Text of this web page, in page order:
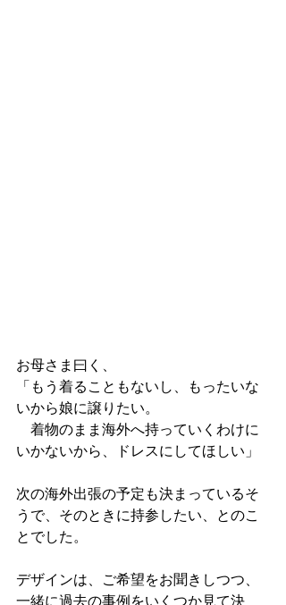
お母さま曰く、
「もう着ることもないし、もったいな
いから娘に譲りたい。
着物のまま海外へ持っていくわけに
いかないから、ドレスにしてほしい」
次の海外出張の予定も決まっているそ
うで、そのときに持参したい、とのこ
とでした。
デザインは、ご希望をお聞きしつつ、
一緒に過去の事例をいくつか見て決